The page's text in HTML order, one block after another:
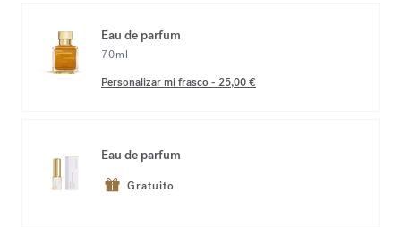
Eau de parfum
70ml
Personalizar mi frasco - 25,00 €
Eau de parfum
Gratuito